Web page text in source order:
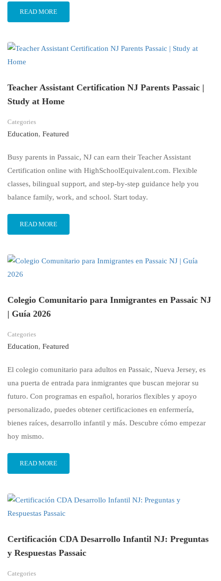
READ MORE
Teacher Assistant Certification NJ Parents Passaic |
Study at Home
Categories
Education, Featured
Busy parents in Passaic, NJ can earn their Teacher Assistant
Certification online with HighSchoolEquivalent.com. Flexible
classes, bilingual support, and step-by-step guidance help you
balance family, work, and school. Start today.
READ MORE
Colegio Comunitario para Inmigrantes en Passaic NJ
| Guía 2026
Categories
Education, Featured
El colegio comunitario para adultos en Passaic, Nueva Jersey, es
una puerta de entrada para inmigrantes que buscan mejorar su
futuro. Con programas en español, horarios flexibles y apoyo
personalizado, puedes obtener certificaciones en enfermería,
bienes raíces, desarrollo infantil y más. Descubre cómo empezar
hoy mismo.
READ MORE
Certificación CDA Desarrollo Infantil NJ: Preguntas
y Respuestas Passaic
Categories